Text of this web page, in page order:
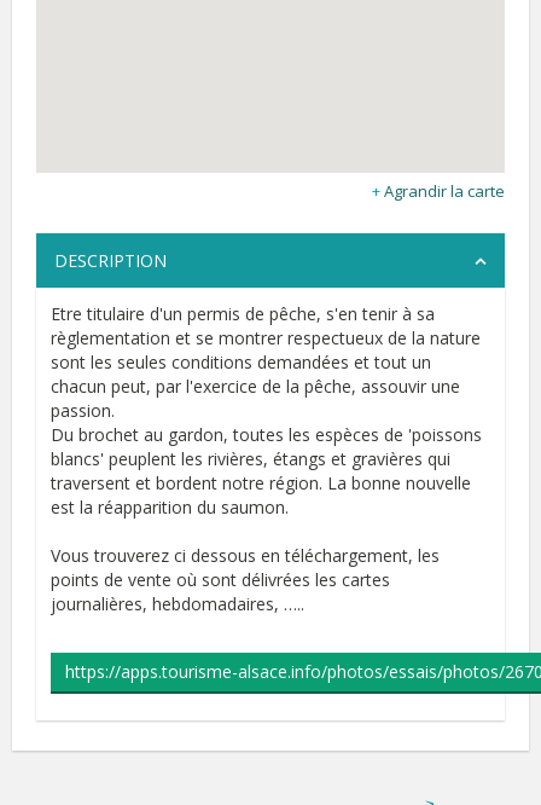
Agrandir la carte
DESCRIPTION
Etre titulaire d'un permis de pêche, s'en tenir à sa
règlementation et se montrer respectueux de la nature
sont les seules conditions demandées et tout un
chacun peut, par l'exercice de la pêche, assouvir une
passion.
Du brochet au gardon, toutes les espèces de 'poissons
blancs' peuplent les rivières, étangs et gravières qui
traversent et bordent notre région. La bonne nouvelle
est la réapparition du saumon.
Vous trouverez ci dessous en téléchargement, les
points de vente où sont délivrées les cartes
journalières, hebdomadaires, …..
https://apps.tourisme-alsace.info/photos/essais/photos/